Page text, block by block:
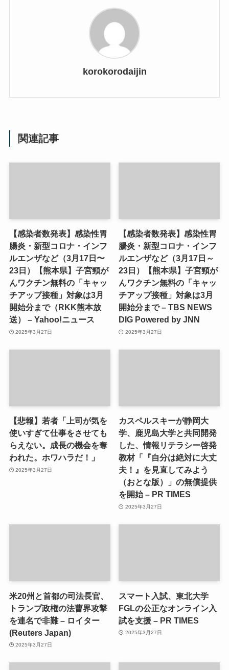
korokorodaijin
関連記事
【感染者数発表】感染性胃
腸炎・新型コロナ・インフ
ルエンザなど（3月17日〜
23日）【熊本県】子宮頸が
んワクチン無料の「キャッ
チアップ接種」対象は3月
開始分まで（RKK熊本放
送） – Yahoo!ニュース
2025年3月27日
【感染者数発表】感染性胃
腸炎・新型コロナ・インフ
ルエンザなど（3月17日～
23日）【熊本県】子宮頸が
んワクチン無料の「キャッ
チアップ接種」対象は3月
開始分まで – TBS NEWS
DIG Powered by JNN
2025年3月27日
【悲報】若者「上司が気を
使いすぎて仕事をさせても
らえない。成長の機会を奪
われた。ホワハラだ！」
2025年3月27日
カスペルスキーが静岡大
学、鹿児島大学と共同開発
した、情報リテラシー啓発
教材「『自分は絶対に大丈
夫！』を見直してみよう
（おとな版）」の無償提供
を開始 – PR TIMES
2025年3月27日
米20州と首都の司法長官、
トランプ政権の法曹界攻撃
を連名で非難 – ロイター
(Reuters Japan)
2025年3月27日
スマート入試、東北大学
FGLの公正なオンライン入
試を支援 – PR TIMES
2025年3月27日